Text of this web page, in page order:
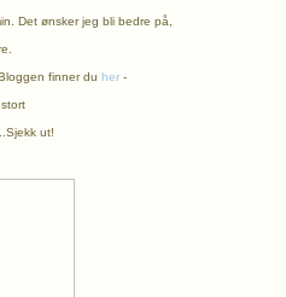
Det ønsker jeg bli bedre på,
finner du her-
ut!